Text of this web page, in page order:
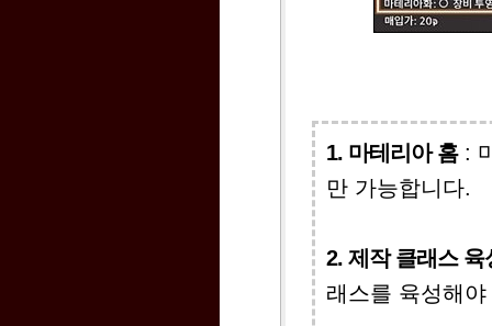
1. 마테리아 홈:
만 가능합니다.
2. 제작 클래스 육
래스를 육성해